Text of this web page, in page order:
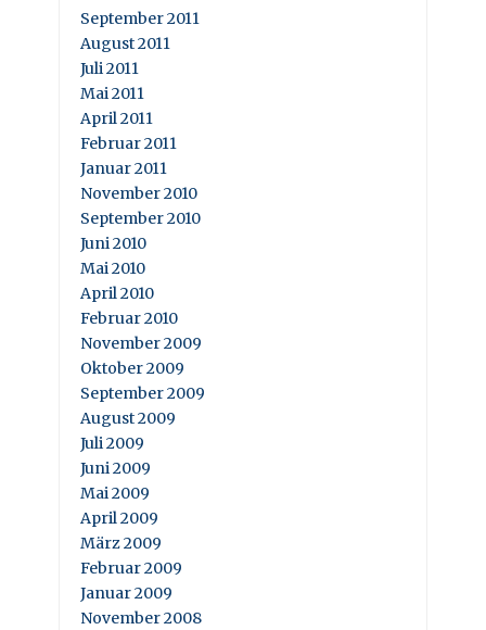
September 2011
August 2011
Juli 2011
Mai 2011
April 2011
Februar 2011
Januar 2011
November 2010
September 2010
Juni 2010
Mai 2010
April 2010
Februar 2010
November 2009
Oktober 2009
September 2009
August 2009
Juli 2009
Juni 2009
Mai 2009
April 2009
März 2009
Februar 2009
Januar 2009
November 2008